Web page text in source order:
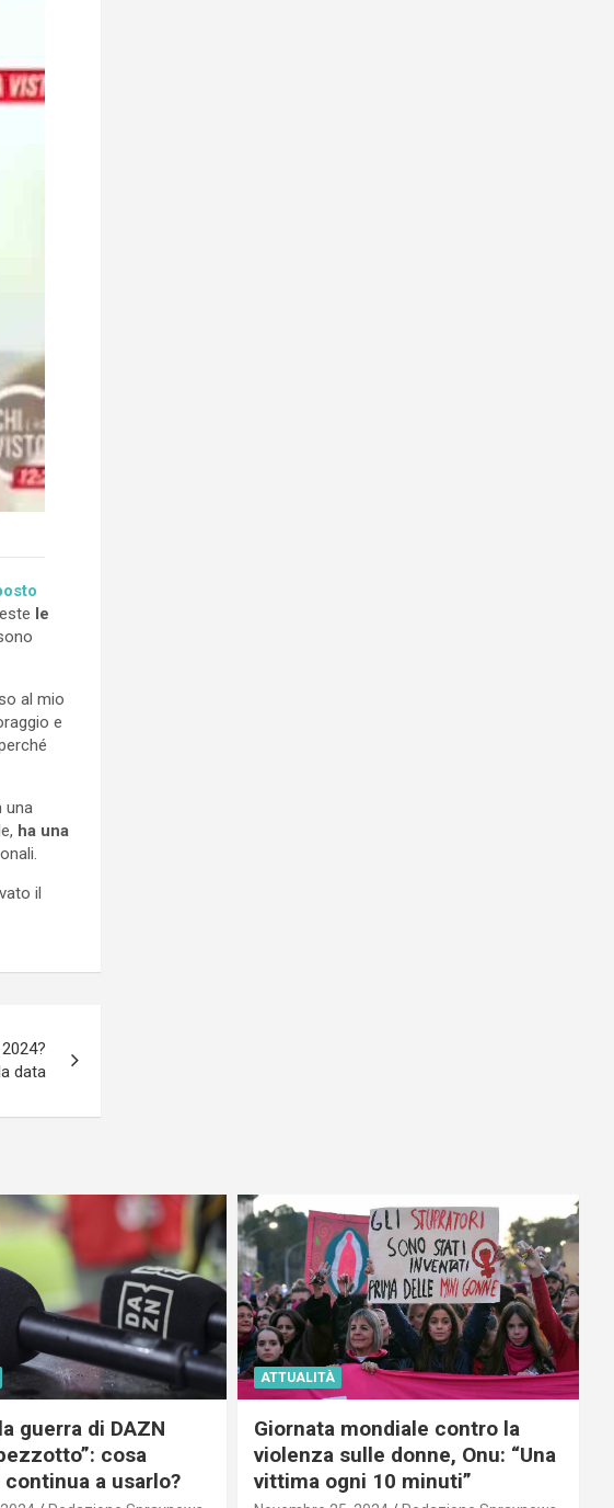
le
al mio
e
una
ha una
il
data
guerra di DAZN
cosa
a usarlo?
ATTUALITÀ
Giornata mondiale contro la
violenza sulle donne, Onu: “Una
vittima ogni 10 minuti”